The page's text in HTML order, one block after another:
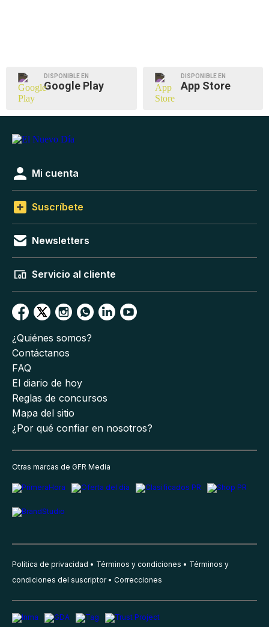
DISPONIBLE EN
Google Play
DISPONIBLE EN
App Store
Mi cuenta
Suscríbete
Newsletters
Servicio al cliente
¿Quiénes somos?
Contáctanos
FAQ
El diario de hoy
Reglas de concursos
Mapa del sitio
¿Por qué confiar en nosotros?
Otras marcas de GFR Media
Política de privacidad Términos y condiciones
Términos y
condiciones del suscriptor
Correcciones